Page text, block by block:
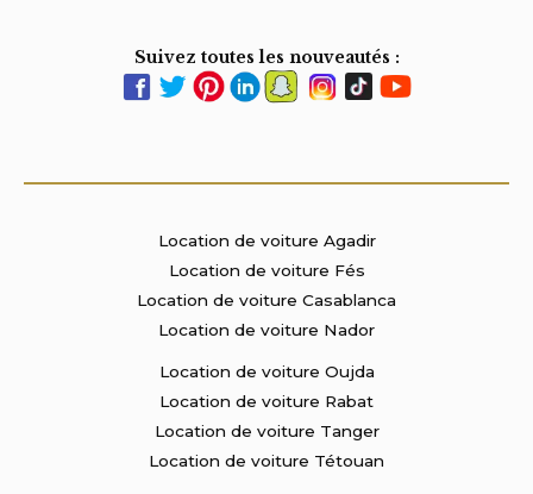
Suivez toutes les nouveautés :
Location de voiture Agadir
Location de voiture Fés
Location de voiture Casablanca
Location de voiture Nador
Location de voiture Oujda
Location de voiture Rabat
Location de voiture Tanger
Location de voiture Tétouan